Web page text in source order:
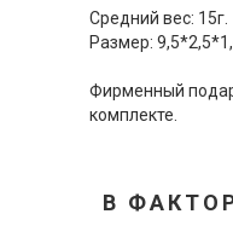
Средний вес: 15г.
Размер:
Фирменный
комплекте.
В